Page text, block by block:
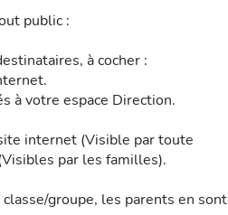
public :
à cocher :
à votre espace Direction.
internet (Visible par toute
par les familles).
groupe, les parents en sont